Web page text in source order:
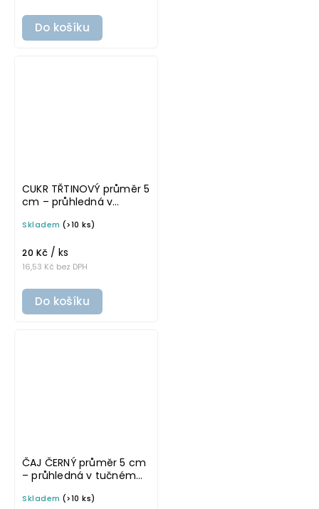
Do košíku
CUKR TŘTINOVÝ průměr 5
cm – průhledná v
omyvatelná samolepka
Skladem (>10 ks)
16,53 Kč bez DPH
20 Kč / ks
Do košíku
ČAJ ČERNÝ průměr 5 cm
– průhledná v tučném
samolepka na
Skladem (>10 ks)